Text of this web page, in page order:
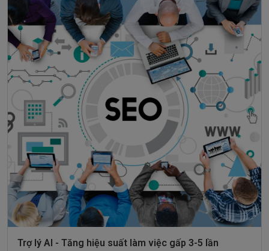
Trợ lý AI - Tăng hiệu suất làm việc gấp 3-5 lần